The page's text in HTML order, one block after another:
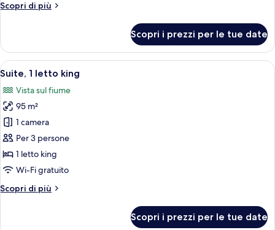
(Verandah)
Scopri di più
Altri
1
letto
king
Scopri i prezzi per le tue date
Apri
tutte
le
foto
per
Suite,
1
letto
Una moderna camera d'hotel con
6
Suite, 1 letto king
Vista sul fiume
95 m²
1 camera
Per 3 persone
1 letto king
Wi-Fi gratuito
Scopri di più
Altri
Scopri i prezzi per le tue date